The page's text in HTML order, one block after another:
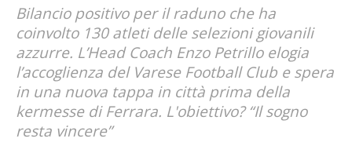
Bilancio positivo per il raduno che ha
coinvolto 130 atleti delle selezioni giovanili
azzurre. L’Head Coach Enzo Petrillo elogia
l’accoglienza del Varese Football Club e spera
in una nuova tappa in città prima della
kermesse di Ferrara. L'obiettivo? “Il sogno
resta vincere”